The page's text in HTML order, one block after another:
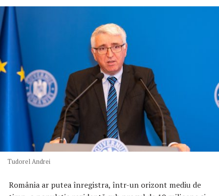
Tudorel Andrei
România ar putea înregistra, într-un orizont mediu de